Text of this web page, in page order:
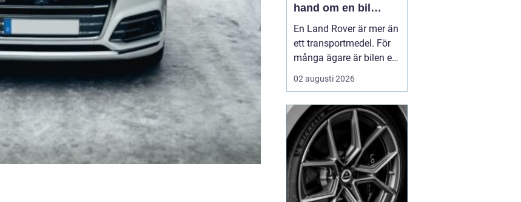
hand om en bil
byggd för tuffa
uppdrag
En Land Rover är mer än
ett transportmedel. För
många ägare är bilen ett
arbetsredskap, ett
fritidsprojekt och en del
spelar service en
avgörande roll. Rätt
skött kan...
02 augusti 2026